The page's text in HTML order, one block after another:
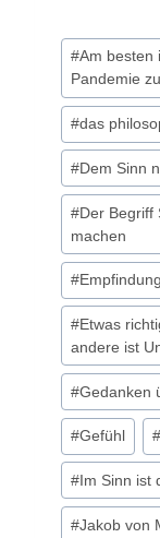
#Am besten
Pandemie
#das
#Dem Sinn
#Der Begriff
machen
#
#Etwas
andere ist
#Gedanken
#Gefühl
# Im Sinn ist
#Jakob von